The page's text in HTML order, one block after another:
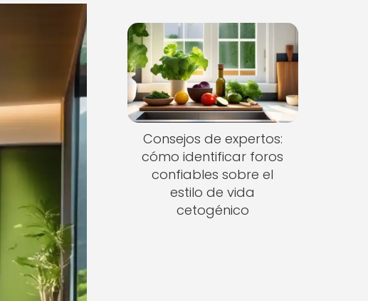
Consejos de expertos:
cómo identificar foros
confiables sobre el
estilo de vida
cetogénico